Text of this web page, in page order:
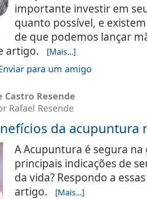
importante investir em
quanto possível, e
de que podemos lançar
artigo.
[Mais...]
para um amigo
Castro Resende
Rafael Resende
da acupuntura
A Acupuntura é segura na
principais indicações de
da vida? Respondo a
artigo.
[Mais...]